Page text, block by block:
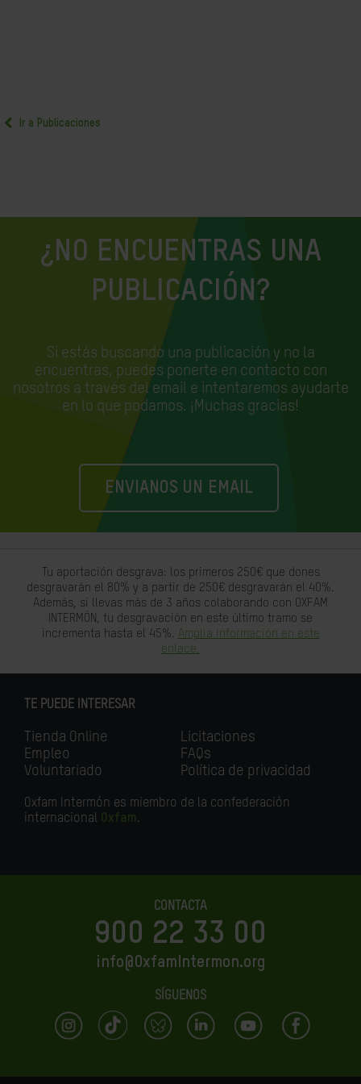
Ir a Publicaciones
¿NO ENCUENTRAS UNA
PUBLICACIÓN?
Si estás buscando una publicación y no la
encuentras, puedes ponerte en contacto con
nosotros a través del email e intentaremos ayudarte
en lo que podamos. ¡Muchas gracias!
ENVIANOS UN EMAIL
Tu aportación desgrava: los primeros 250€ que dones
desgravarán el 80% y a partir de 250€ desgravarán el 40%.
Además, si llevas más de 3 años colaborando con OXFAM
INTERMÓN, tu desgravación en este último tramo se
incrementa hasta el 45%. Amplia información en este
enlace.
TE PUEDE INTERESAR
Tienda Online
Empleo
Voluntariado
Licitaciones
FAQs
Política de privacidad
Oxfam Intermón es miembro de la confederación
internacional Oxfam.
CONTACTA
900 22 33 00
info@OxfamIntermon.org
SÍGUENOS